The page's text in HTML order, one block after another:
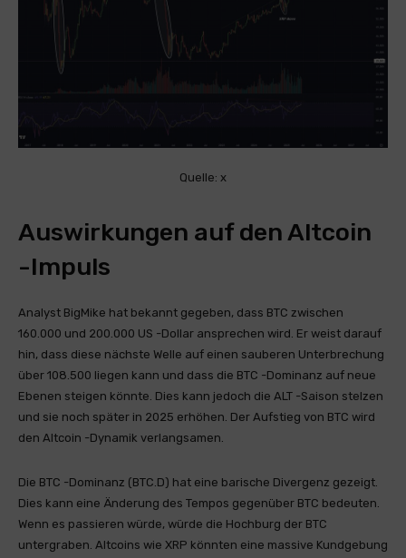
Quelle: x
Auswirkungen auf den Altcoin
-Impuls
Analyst BigMike hat bekannt gegeben, dass BTC zwischen
160.000 und 200.000 US -Dollar ansprechen wird. Er weist darauf
hin, dass diese nächste Welle auf einen sauberen Unterbrechung
über 108.500 liegen kann und dass die BTC -Dominanz auf neue
Ebenen steigen könnte. Dies kann jedoch die ALT -Saison stelzen
und sie noch später in 2025 erhöhen. Der Aufstieg von BTC wird
den Altcoin -Dynamik verlangsamen.
Die BTC -Dominanz (BTC.D) hat eine barische Divergenz gezeigt.
Dies kann eine Änderung des Tempos gegenüber BTC bedeuten.
Wenn es passieren würde, würde die Hochburg der BTC
untergraben. Altcoins wie XRP könnten eine massive Kundgebung